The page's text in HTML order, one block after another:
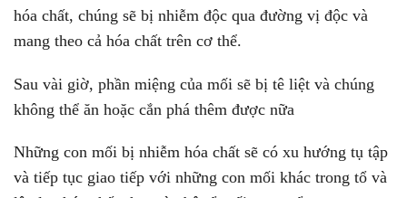
hóa chất, chúng sẽ bị nhiễm độc qua đường vị độc và
mang theo cả hóa chất trên cơ thể.
Sau vài giờ, phần miệng của mối sẽ bị tê liệt và chúng
không thể ăn hoặc cắn phá thêm được nữa
Những con mối bị nhiễm hóa chất sẽ có xu hướng tụ tập
và tiếp tục giao tiếp với những con mối khác trong tổ và